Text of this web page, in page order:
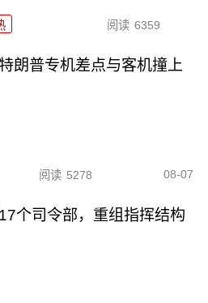
阅读 6359
朗普专机差点与客机撞上
阅读 5278 08-07
个司令部，重组指挥结构